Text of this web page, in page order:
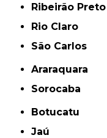
Ribeirão Preto
Rio Claro
São Carlos
Araraquara
Sorocaba
Botucatu
Jaú